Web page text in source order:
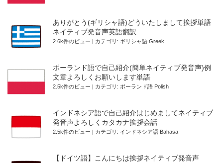
ありがとう(ギリシャ語)どういたしまして挨拶単語
ネイティブ発音声英語翻訳
2.6k件のビュー カテゴリ: ギリシャ語 Greek
ポーランド語で自己紹介(簡単ネイティブ発音声)例
文章よろしくお願いします単語
2.5k件のビュー カテゴリ: ポーランド語 Polish
インドネシア語で自己紹介はじめましてネイティブ
発音声よろしくカタカナ挨拶会話
2.5k件のビュー カテゴリ: インドネシア語 Bahasa
【ドイツ語】こんにちは挨拶ネイティブ発音声